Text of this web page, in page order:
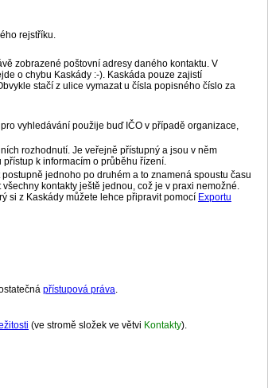
rejstříku.
zobrazené poštovní adresy daného kontaktu. V
o chybu Kaskády :-). Kaskáda pouze zajistí
stačí z ulice vymazat u čísla popisného číslo za
vyhledávání použije buď IČO v případě organizace,
rozhodnutí. Je veřejně přístupný a jsou v něm
k informacím o průběhu řízení.
jednoho po druhém a to znamená spoustu času
kontakty ještě jednou, což je v praxi nemožné.
si z Kaskády můžete lehce připravit pomocí Exportu
přístupová práva.
(ve stromě složek ve větvi Kontakty).